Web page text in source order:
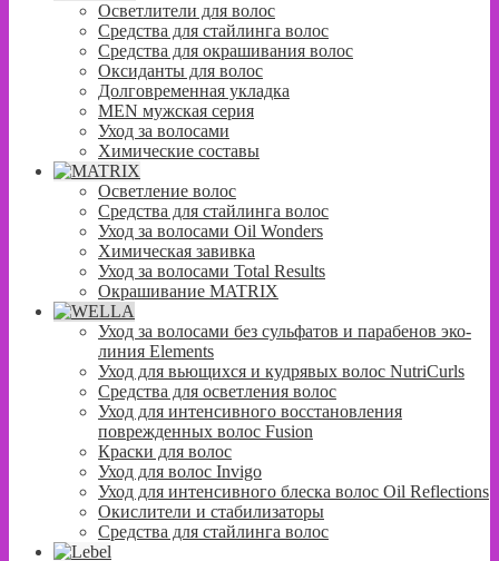
Осветлители для волос
Средства для стайлинга волос
Средства для окрашивания волос
Оксиданты для волос
Долговременная укладка
MEN мужская серия
Уход за волосами
Химические составы
Осветление волос
Средства для стайлинга волос
Уход за волосами Oil Wonders
Химическая завивка
Уход за волосами Total Results
Окрашивание MATRIX
Уход за волосами без сульфатов и парабенов эко-
линия Elements
Уход для вьющихся и кудрявых волос NutriCurls
Средства для осветления волос
Уход для интенсивного восстановления
поврежденных волос Fusion
Краски для волос
Уход для волос Invigo
Уход для интенсивного блеска волос Oil Reflections
Окислители и стабилизаторы
Средства для стайлинга волос